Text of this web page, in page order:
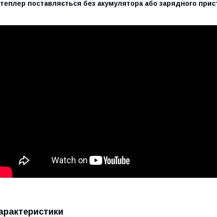
поставляється без акумулятора або зарядного